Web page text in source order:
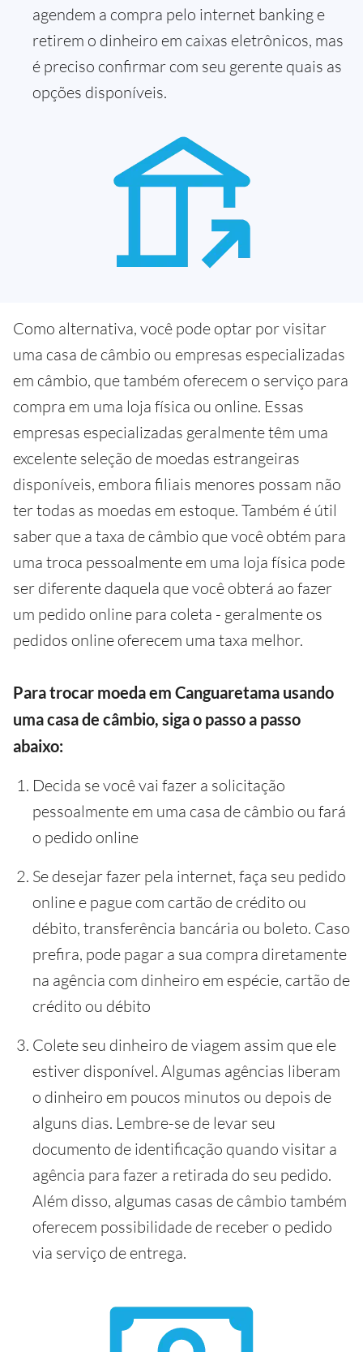
agendem a compra pelo internet banking e
retirem o dinheiro em caixas eletrônicos, mas
é preciso confirmar com seu gerente quais as
opções disponíveis.
Como alternativa, você pode optar por visitar
uma casa de câmbio ou empresas especializadas
em câmbio, que também oferecem o serviço para
compra em uma loja física ou online. Essas
empresas especializadas geralmente têm uma
excelente seleção de moedas estrangeiras
disponíveis, embora filiais menores possam não
ter todas as moedas em estoque. Também é útil
saber que a taxa de câmbio que você obtém para
uma troca pessoalmente em uma loja física pode
ser diferente daquela que você obterá ao fazer
um pedido online para coleta - geralmente os
pedidos online oferecem uma taxa melhor.
Para trocar moeda em Canguaretama usando
uma casa de câmbio, siga o passo a passo
abaixo:
Decida se você vai fazer a solicitação
pessoalmente em uma casa de câmbio ou fará
o pedido online
Se desejar fazer pela internet, faça seu pedido
online e pague com cartão de crédito ou
débito, transferência bancária ou boleto. Caso
prefira, pode pagar a sua compra diretamente
na agência com dinheiro em espécie, cartão de
crédito ou débito
Colete seu dinheiro de viagem assim que ele
estiver disponível. Algumas agências liberam
o dinheiro em poucos minutos ou depois de
alguns dias. Lembre-se de levar seu
documento de identificação quando visitar a
agência para fazer a retirada do seu pedido.
Além disso, algumas casas de câmbio também
oferecem possibilidade de receber o pedido
via serviço de entrega.